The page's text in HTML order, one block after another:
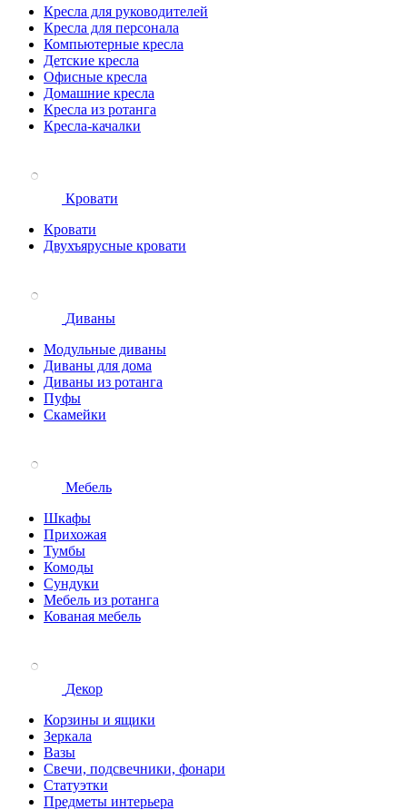
Кресла для руководителей
Кресла для персонала
Компьютерные кресла
Детские кресла
Офисные кресла
Домашние кресла
Кресла из ротанга
Кресла-качалки
Кровати
Кровати
Двухъярусные кровати
Диваны
Модульные диваны
Диваны для дома
Диваны из ротанга
Пуфы
Скамейки
Мебель
Шкафы
Прихожая
Тумбы
Комоды
Сундуки
Мебель из ротанга
Кованая мебель
Декор
Корзины и ящики
Зеркала
Вазы
Свечи, подсвечники, фонари
Статуэтки
Предметы интерьера